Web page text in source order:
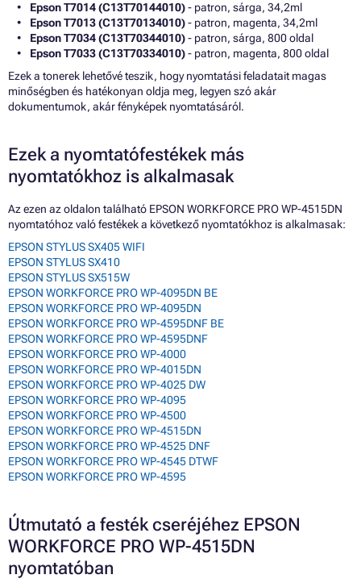
Epson T7014 (C13T70144010)- patron, sárga, 34,2ml
Epson T7013 (C13T70134010)- patron, magenta, 34,2ml
Epson T7034 (C13T70344010)- patron, sárga, 800 oldal
Epson T7033 (C13T70334010)- patron, magenta, 800 oldal
Ezek a tonerek lehetővé teszik, hogy nyomtatási feladatait magas
minőségben és hatékonyan oldja meg, legyen szó akár
dokumentumok, akár fényképek nyomtatásáról.
Ezek a nyomtatófestékek más
nyomtatókhoz is alkalmasak
Az ezen az oldalon található EPSON WORKFORCE PRO WP-4515DN
nyomtatóhoz való festékek a következő nyomtatókhoz is alkalmasak:
EPSON STYLUS SX405 WIFI
EPSON STYLUS SX410
EPSON STYLUS SX515W
EPSON WORKFORCE PRO WP-4095DN BE
EPSON WORKFORCE PRO WP-4095DN
EPSON WORKFORCE PRO WP-4595DNF BE
EPSON WORKFORCE PRO WP-4595DNF
EPSON WORKFORCE PRO WP-4000
EPSON WORKFORCE PRO WP-4015DN
EPSON WORKFORCE PRO WP-4025 DW
EPSON WORKFORCE PRO WP-4095
EPSON WORKFORCE PRO WP-4500
EPSON WORKFORCE PRO WP-4515DN
EPSON WORKFORCE PRO WP-4525 DNF
EPSON WORKFORCE PRO WP-4545 DTWF
EPSON WORKFORCE PRO WP-4595
Útmutató a festék cseréjéhez EPSON
WORKFORCE PRO WP-4515DN
nyomtatóban